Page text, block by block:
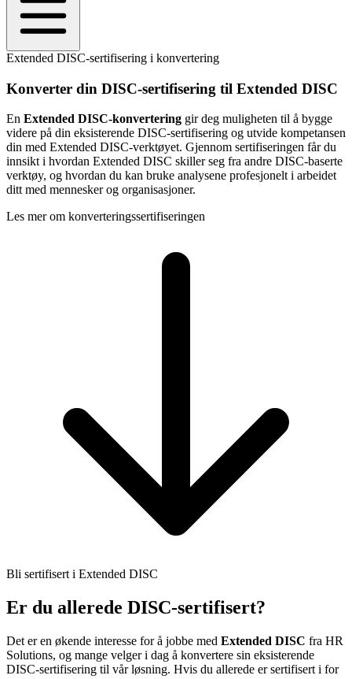
Extended DISC-sertifisering i konvertering
Konverter din DISC-sertifisering til Extended DISC
En Extended DISC-konvertering gir deg muligheten til å bygge
videre på din eksisterende DISC-sertifisering og utvide kompetansen
din med Extended DISC-verktøyet. Gjennom sertifiseringen får du
innsikt i hvordan Extended DISC skiller seg fra andre DISC-baserte
verktøy, og hvordan du kan bruke analysene profesjonelt i arbeidet
ditt med mennesker og organisasjoner.
Les mer om konverteringssertifiseringen
Bli sertifisert i Extended DISC
Er du allerede DISC-sertifisert?
Det er en økende interesse for å jobbe med Extended DISC fra HR
Solutions, og mange velger i dag å konvertere sin eksisterende
DISC-sertifisering til vår løsning. Hvis du allerede er sertifisert i for